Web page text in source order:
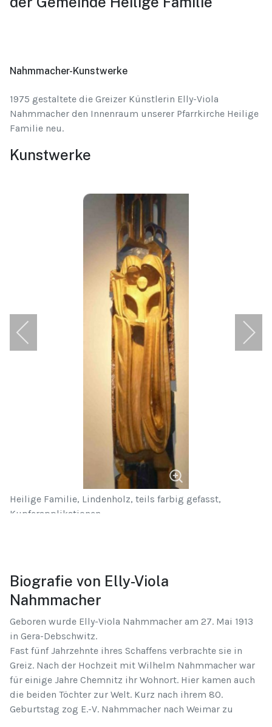
Nahmmacher-Kunstwerke
1975 gestaltete die Greizer Künstlerin Elly-Viola
Nahmmacher den Innenraum unserer Pfarrkirche Heilige
Familie neu.
Kunstwerke
Heilige Familie, Lindenholz, teils farbig gefasst,
Kupferapplikationen
Biografie von Elly-Viola
Nahmmacher
Geboren wurde Elly-Viola Nahmmacher am 27. Mai 1913
in Gera-Debschwitz.
Fast fünf Jahrzehnte ihres Schaffens verbrachte sie in
Greiz. Nach der Hochzeit mit Wilhelm Nahmmacher war
für einige Jahre Chemnitz ihr Wohnort. Hier kamen auch
die beiden Töchter zur Welt. Kurz nach ihrem 80.
Geburtstag zog E.-V. Nahmmacher nach Weimar zu